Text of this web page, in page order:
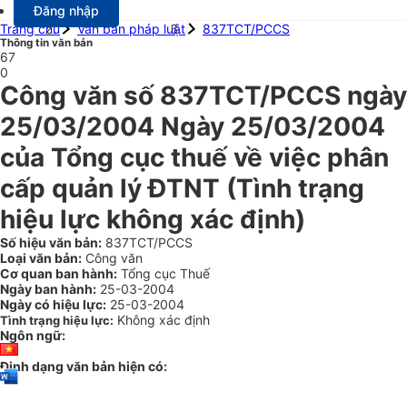
Đăng nhập
Trang chủ
Văn bản pháp luật 837TCT/PCCS
Thông tin văn bản
67
0
Công văn số 837TCT/PCCS ngày
25/03/2004 Ngày 25/03/2004
của Tổng cục thuế về việc phân
cấp quản lý ĐTNT (Tình trạng
hiệu lực không xác định)
Số hiệu văn bản: 837TCT/PCCS
Loại văn bản: Công văn
Cơ quan ban hành: Tổng cục Thuế
Ngày ban hành: 25-03-2004
Ngày có hiệu lực: 25-03-2004
Tình trạng hiệu lực: Không xác định
Ngôn ngữ:
Định dạng văn bản hiện có: